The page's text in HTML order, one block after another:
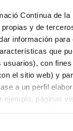
Contínua de la
y de
información para
que
usuarios), con fines
el sitio web) y
a un perfil
ejemplo, páginas
y Sostenibilidad
del Deporte
y Sostenibilidad
y de la Expresión
Artes
Geografía,